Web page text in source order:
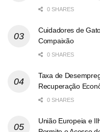
0 SHARES
Cuidadores de
Compaixão
0 SHARES
Taxa de
Recuperação
0 SHARES
União Europeia e